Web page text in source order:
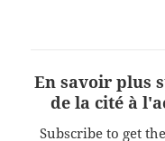
En savoir plus
de la cité à
Subscribe to get